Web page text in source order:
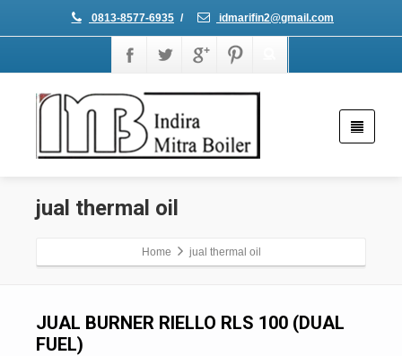
0813-8577-6935 / idmarifin2@gmail.com
jual thermal oil
Home jual thermal oil
JUAL BURNER RIELLO RLS 100 (DUAL
FUEL)